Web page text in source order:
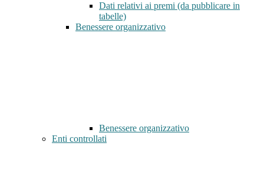
Dati relativi ai premi (da pubblicare in
tabelle)
Benessere organizzativo
Benessere organizzativo
Enti controllati